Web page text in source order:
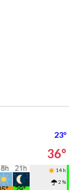
23°
36°
14 h
2 %